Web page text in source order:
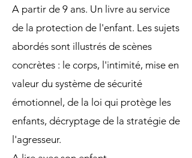
A partir de 9 ans. Un livre au service
de la protection de l'enfant. Les sujets
abordés sont illustrés de scènes
concrètes : le corps, l'intimité, mise en
valeur du système de sécurité
émotionnel, de la loi qui protège les
enfants, décryptage de la stratégie de
l'agresseur.